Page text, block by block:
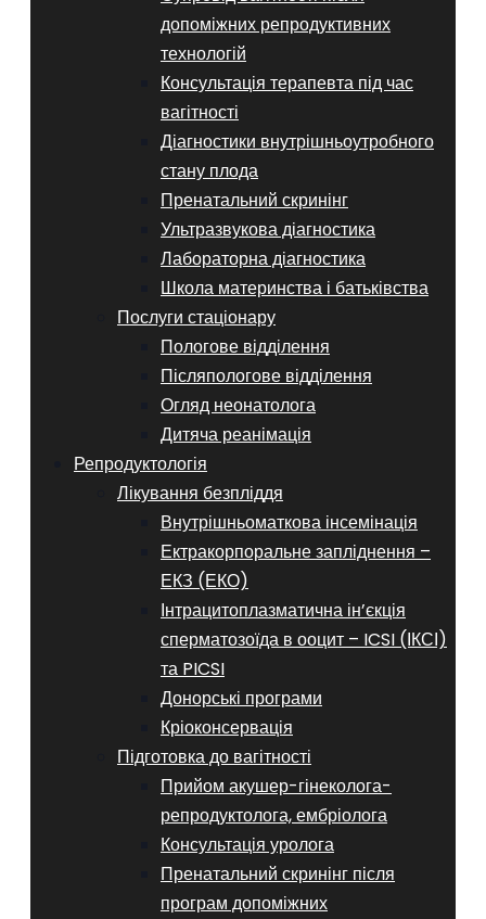
допоміжних репродуктивних
технологій
Консультація терапевта під час
вагітності
Діагностики внутрішньоутробного
стану плода
Пренатальний скринінг
Ультразвукова діагностика
Лабораторна діагностика
Школа материнства і батьківства
Послуги стаціонару
Пологове відділення
Післяпологове відділення
Огляд неонатолога
Дитяча реанімація
Репродуктологія
Лікування безпліддя
Внутрішньоматкова інсемінація
Ектракорпоральне запліднення –
ЕКЗ (ЕКО)
Інтрацитоплазматична ін’єкція
сперматозоїда в ооцит – ICSI (ІКСІ)
та PICSI
Донорські програми
Кріоконсервація
Підготовка до вагітності
Прийом акушер-гінеколога-
репродуктолога, ембріолога
Консультація уролога
Пренатальний скринінг після
програм допоміжних